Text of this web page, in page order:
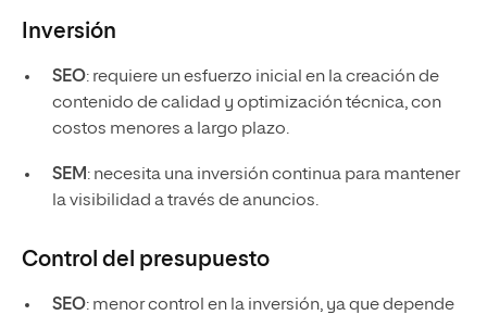
Inversión
SEO: requiere un esfuerzo inicial en la creación de
contenido de calidad y optimización técnica, con
costos menores a largo plazo.
SEM: necesita una inversión continua para mantener
la visibilidad a través de anuncios.
Control del presupuesto
SEO: menor control en la inversión, ya que depende